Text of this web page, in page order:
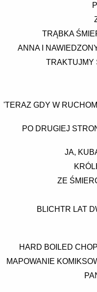
TRĄBKA
ANNA I
TRAKTUJMY
'TERAZ GDY W
PO DRUGIEJ
JA,
ZE
BLICHTR LAT
HARD BOILED
MAPOWANIE